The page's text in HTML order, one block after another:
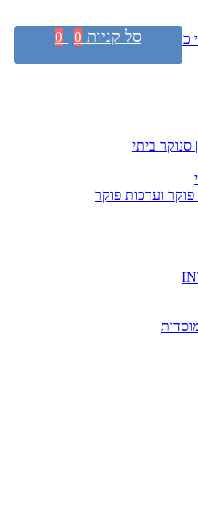
סנוקר ביתי
וערכות פוקר
סל קניות 0
0